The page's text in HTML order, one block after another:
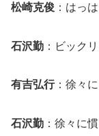
松崎克俊 ：はっ
石沢勤 ：ビック
有吉弘行：徐々
石沢勤 ：徐々に